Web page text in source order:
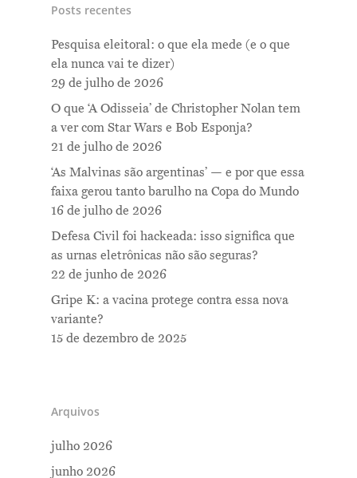
Posts recentes
Pesquisa eleitoral: o que ela mede (e o que
ela nunca vai te dizer)
29 de julho de 2026
O que ‘A Odisseia’ de Christopher Nolan tem
a ver com Star Wars e Bob Esponja?
21 de julho de 2026
‘As Malvinas são argentinas’ — e por que essa
faixa gerou tanto barulho na Copa do Mundo
16 de julho de 2026
Defesa Civil foi hackeada: isso significa que
as urnas eletrônicas não são seguras?
22 de junho de 2026
Gripe K: a vacina protege contra essa nova
variante?
15 de dezembro de 2025
Arquivos
julho 2026
junho 2026